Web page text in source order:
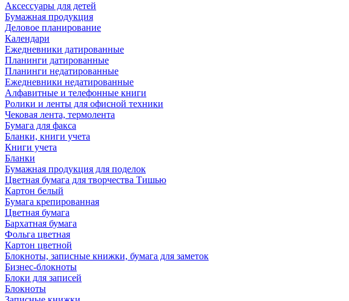
Аксессуары для детей
Бумажная продукция
Деловое планирование
Календари
Ежедневники датированные
Планинги датированные
Планинги недатированные
Ежедневники недатированные
Алфавитные и телефонные книги
Ролики и ленты для офисной техники
Чековая лента, термолента
Бумага для факса
Бланки, книги учета
Книги учета
Бланки
Бумажная продукция для поделок
Цветная бумага для творчества Тишью
Картон белый
Бумага крепированная
Цветная бумага
Бархатная бумага
Фольга цветная
Картон цветной
Блокноты, записные книжки, бумага для заметок
Бизнес-блокноты
Блоки для записей
Блокноты